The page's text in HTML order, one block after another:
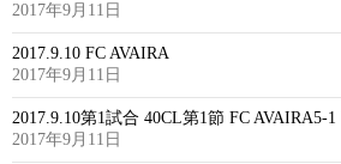
2017年9月11日
2017.9.10 FC AVAIRA
2017年9月11日
2017.9.10第1試合 40CL第1節 FC AVAIRA5-1
2017年9月11日